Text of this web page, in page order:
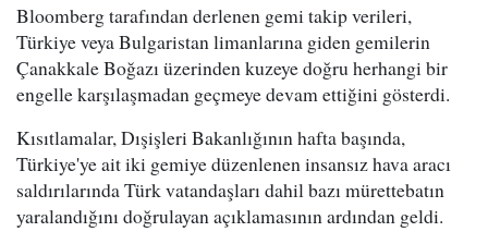
Bloomberg tarafından derlenen gemi takip verileri,
Türkiye veya Bulgaristan limanlarına giden gemilerin
Çanakkale Boğazı üzerinden kuzeye doğru herhangi bir
engelle karşılaşmadan geçmeye devam ettiğini gösterdi.
Kısıtlamalar, Dışişleri Bakanlığının hafta başında,
Türkiye'ye ait iki gemiye düzenlenen insansız hava aracı
saldırılarında Türk vatandaşları dahil bazı mürettebatın
yaralandığını doğrulayan açıklamasının ardından geldi.